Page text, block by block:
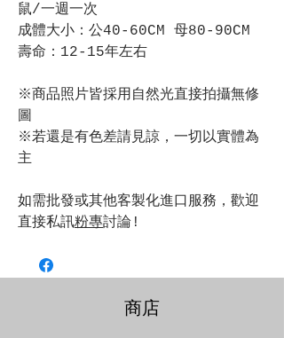
鼠/一週一次
成體大小：公40-60CM 母80-90CM
壽命：12-15年左右
※商品照片皆採用自然光直接拍攝無修
圖
※若還是有色差請見諒，一切以實體為
主
如需批發或其他客製化進口服務，歡迎
直接私訊粉專討論!
商店